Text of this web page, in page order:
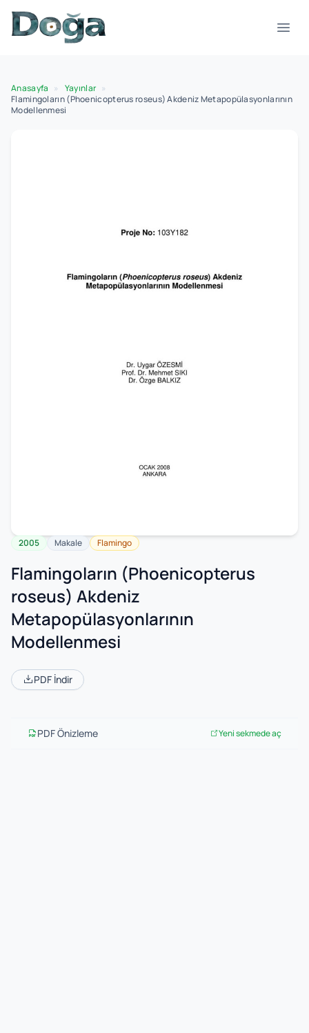
İçeriğe geç
Anasayfa » Yayınlar »
Flamingoların (Phoenicopterus roseus) Akdeniz Metapopülasyonlarının
Modellenmesi
2005 Makale Flamingo
Flamingoların (Phoenicopterus
roseus) Akdeniz
Metapopülasyonlarının
Modellenmesi
PDF İndir
PDF Önizleme Yeni sekmede aç